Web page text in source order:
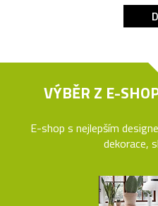
VÝBĚR Z E-
E-shop s nejlepším
dekorace,